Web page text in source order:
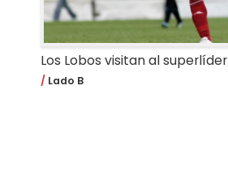
Los Lobos visitan al superlíder
Lado B